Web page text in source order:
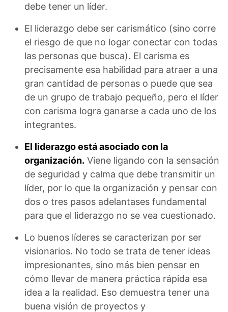
debe tener un líder.
El liderazgo debe ser carismático (sino corre
el riesgo de que no logar conectar con todas
las personas que busca). El carisma es
precisamente esa habilidad para atraer a una
gran cantidad de personas o puede que sea
de un grupo de trabajo pequeño, pero el líder
con carisma logra ganarse a cada uno de los
integrantes.
El liderazgo está asociado con la
organización. Viene ligando con la sensación
de seguridad y calma que debe transmitir un
líder, por lo que la organización y pensar con
dos o tres pasos adelantases fundamental
para que el liderazgo no se vea cuestionado.
Lo buenos líderes se caracterizan por ser
visionarios. No todo se trata de tener ideas
impresionantes, sino más bien pensar en
cómo llevar de manera práctica rápida esa
idea a la realidad. Eso demuestra tener una
buena visión de proyectos y